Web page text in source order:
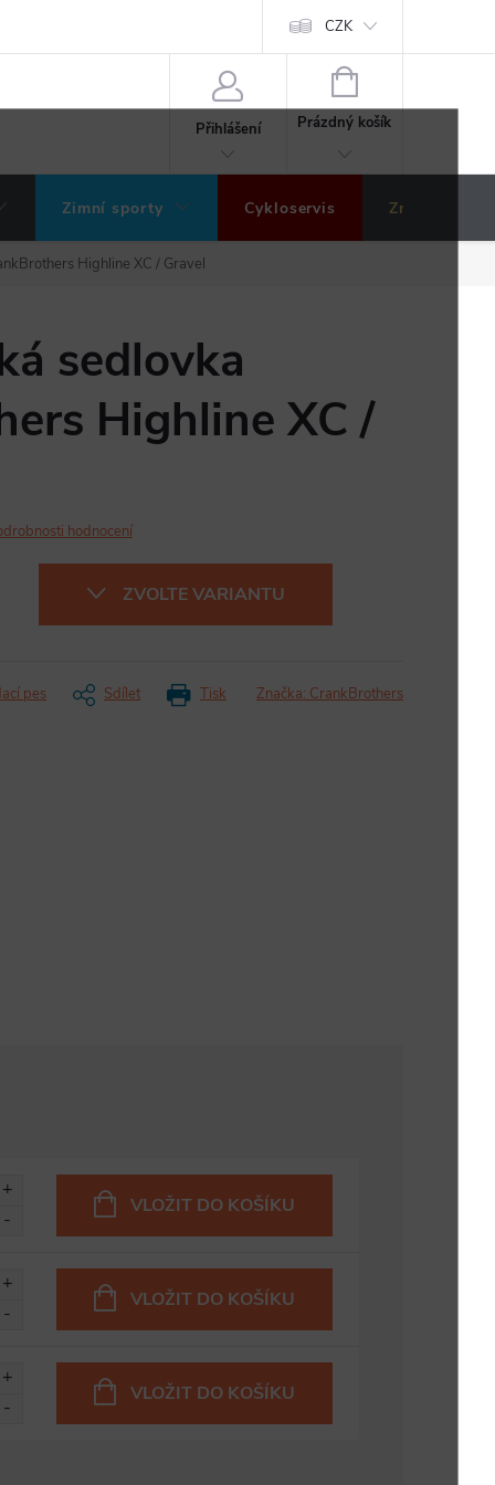
Hodnocení obchodu CZK
Přihlášení
NÁKUPNÍ
KOŠÍK
Prázdný košík
Zimní sporty Cykloservis Značky
Highline XC / Gravel
sedlovka
Highline XC /
hodnocení
ZVOLTE VARIANTU
Tisk
pes Sdílet Značka: CrankBrothers
VLOŽIT DO KOŠÍKU
VLOŽIT DO KOŠÍKU
VLOŽIT DO KOŠÍKU